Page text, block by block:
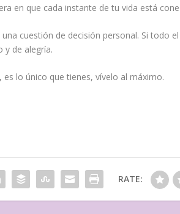
en que cada instante de tu vida está
cuestión de decisión personal. Si todo
y de alegría.
es lo único que tienes, vívelo al máximo.
RATE: